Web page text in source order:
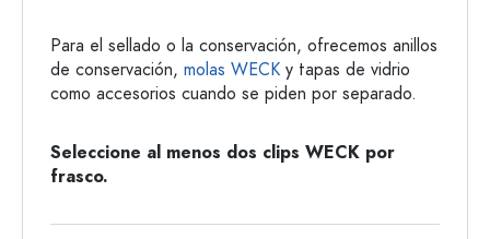
Para el sellado o la conservación, ofrecemos anillos
de conservación, molas WECK y tapas de vidrio
como accesorios cuando se piden por separado.
Seleccione al menos dos clips WECK por
frasco.